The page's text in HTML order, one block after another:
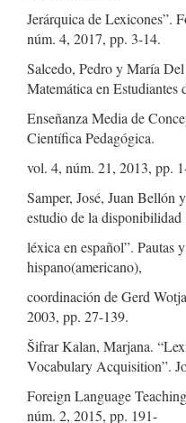
Jerárquica de Lexicones”.
núm. 4, 2017, pp. 3-14.
Salcedo, Pedro y María
Matemática en Estudiantes
Enseñanza Media de
Científica Pedagógica.
vol. 4, núm. 21, 2013, pp.
Samper, José, Juan Bellón
estudio de la disponibilidad
léxica en español”. Pautas
hispano(americano),
coordinación de Gerd
2003, pp. 27-139.
Šifrar Kalan, Marjana.
Vocabulary Acquisition”.
Foreign Language
núm. 2, 2015, pp. 191-